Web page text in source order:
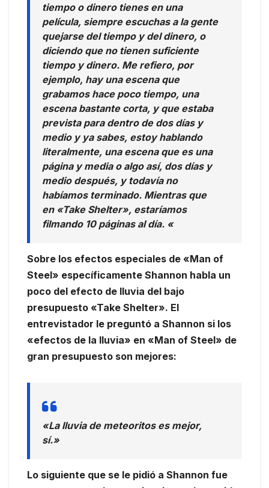
tiempo o dinero tienes en una
película, siempre escuchas a la gente
quejarse del tiempo y del dinero, o
diciendo que no tienen suficiente
tiempo y dinero. Me refiero, por
ejemplo, hay una escena que
grabamos hace poco tiempo, una
escena bastante corta, y que estaba
prevista para dentro de dos días y
medio y ya sabes, estoy hablando
literalmente, una escena que es una
página y media o algo así, dos días y
medio después, y todavía no
habíamos terminado. Mientras que
en «Take Shelter», estaríamos
filmando 10 páginas al día. «
Sobre los efectos especiales de «Man of
Steel» específicamente Shannon habla un
poco del efecto de lluvia del bajo
presupuesto «Take Shelter». El
entrevistador le preguntó a Shannon si los
«efectos de la lluvia» en «Man of Steel» de
gran presupuesto son mejores:
«La lluvia de meteoritos es mejor,
sí.»
Lo siguiente que se le pidió a Shannon fue